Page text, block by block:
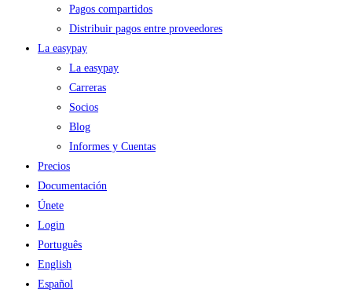
Pagos compartidos
Distribuir pagos entre proveedores
La easypay
La easypay
Carreras
Socios
Blog
Informes y Cuentas
Precios
Documentación
Únete
Login
Português
English
Español